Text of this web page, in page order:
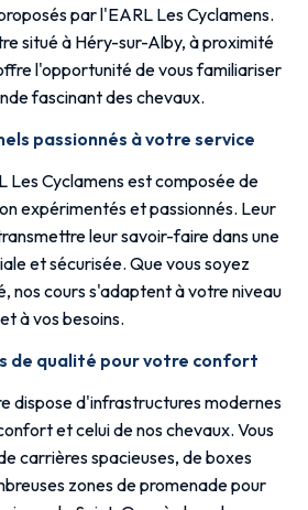
par l'EARL Les Cyclamens.
situé à Héry-sur-Alby, à proximité
l'opportunité de vous familiariser
fascinant des chevaux.
passionnés à votre service
Les Cyclamens est composée de
expérimentés et passionnés. Leur
leur savoir-faire dans une
et sécurisée. Que vous soyez
nos cours s'adaptent à votre niveau
et à vos besoins.
de qualité pour votre confort
dispose d'infrastructures modernes
et celui de nos chevaux. Vous
carrières spacieuses, de boxes
zones de promenade pour